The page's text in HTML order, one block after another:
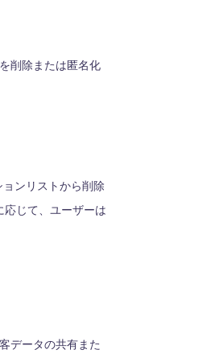
削除または匿名化
ンリストから削除
じて、ユーザーは
データの共有また